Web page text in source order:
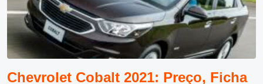
Chevrolet Cobalt 2021: Preço, Ficha